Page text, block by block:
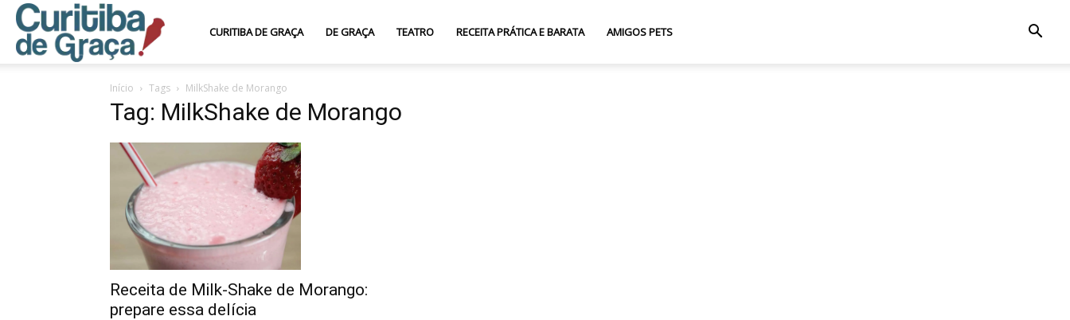
Curitiba
de
CURITIBA DE GRAÇA DE GRAÇA TEATRO RECEITA PRÁTICA E BARATA AMIGOS PETS
Início Tags MilkShake de Morango
Tag: MilkShake de Morango
Receita de Milk-Shake de Morango:
prepare essa delícia